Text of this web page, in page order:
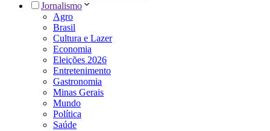
Jornalismo
Agro
Brasil
Cultura e Lazer
Economia
Eleições 2026
Entretenimento
Gastronomia
Minas Gerais
Mundo
Política
Saúde